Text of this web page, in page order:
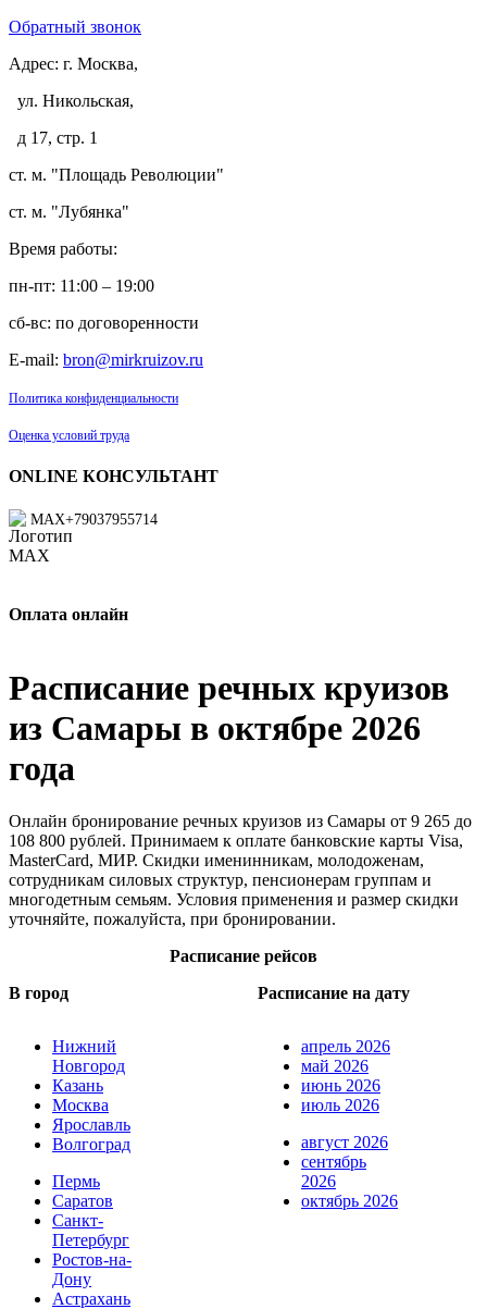
Обратный звонок
Адрес: г. Москва,
ул. Никольская,
д 17, стр. 1
ст. м. "Площадь Революции"
ст. м. "Лубянка"
Время работы:
пн-пт: 11:00 – 19:00
сб-вс: по договоренности
E-mail: bron@mirkruizov.ru
Политика конфиденциальности
Оценка условий труда
ONLINE КОНСУЛЬТАНТ
MAX+79037955714
Оплата онлайн
Расписание речных круизов
из Самары в октябре 2026
года
Онлайн бронирование речных круизов из Самары от 9 265 до
108 800 рублей. Принимаем к оплате банковские карты Visa,
MasterCard, МИР. Скидки именинникам, молодоженам,
сотрудникам силовых структур, пенсионерам группам и
многодетным семьям. Условия применения и размер скидки
уточняйте, пожалуйста, при бронировании.
Расписание рейсов
В город
Расписание на дату
Нижний
Новгород
Казань
Москва
Ярославль
Волгоград
Пермь
Саратов
Санкт-
Петербург
Ростов-на-
Дону
Астрахань
апрель 2026
май 2026
июнь 2026
июль 2026
август 2026
сентябрь
2026
октябрь 2026